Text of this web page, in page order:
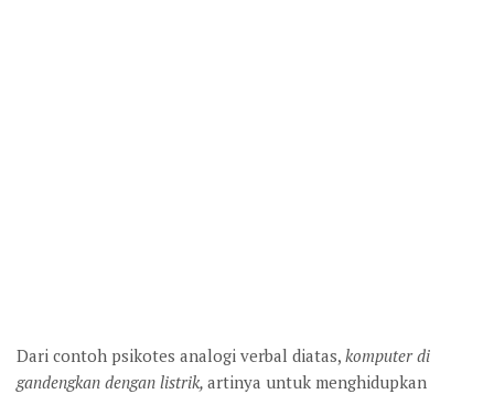
Dari contoh psikotes analogi verbal diatas, komputer di
gandengkan dengan listrik, artinya untuk menghidupkan